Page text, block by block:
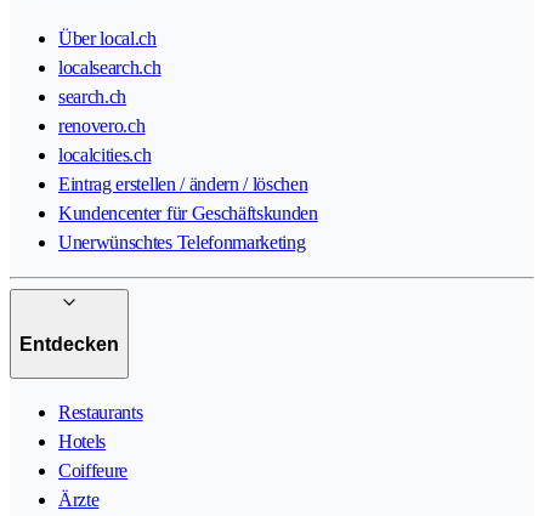
Über local.ch
localsearch.ch
search.ch
renovero.ch
localcities.ch
Eintrag erstellen / ändern / löschen
Kundencenter für Geschäftskunden
Unerwünschtes Telefonmarketing
Entdecken
Restaurants
Hotels
Coiffeure
Ärzte